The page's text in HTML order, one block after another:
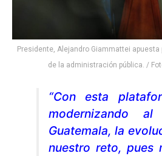
Presidente, Alejandro Giammattei
de la administración pública. /
“Con esta
modernizando
Guatemala, la
nuestro reto, pues